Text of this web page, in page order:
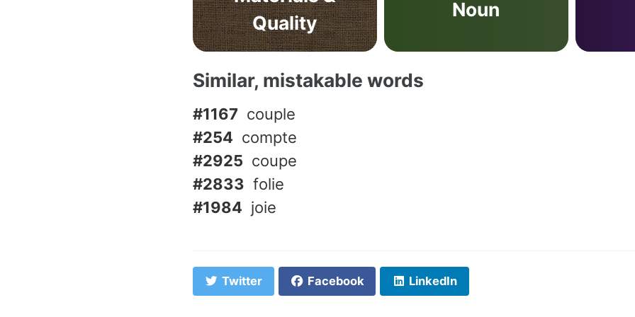
Quality
Noun
Similar, mistakable words
#1167 couple
#254 compte
#2925 coupe
#2833 folie
#1984 joie
Twitter Facebook LinkedIn